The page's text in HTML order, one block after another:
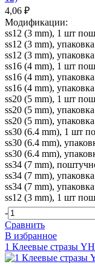
4,06 ₽
Модификации:
ss12 (3 mm), 1 шт
ss12 (3 mm),
ss12 (3 mm),
ss16 (4 mm), 1 шт
ss16 (4 mm),
ss16 (4 mm),
ss20 (5 mm), 1 шт
ss20 (5 mm),
ss20 (5 mm),
ss30 (6.4 mm), 1 шт
ss30 (6.4 mm),
ss30 (6.4 mm),
ss34 (7 mm),
ss34 (7 mm),
ss34 (7 mm),
ss12 (3 mm), 1 шт
-
Сравнить
В избранное
1 Клеевые стразы